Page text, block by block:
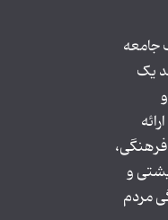
جامعه
یک
و
مردم